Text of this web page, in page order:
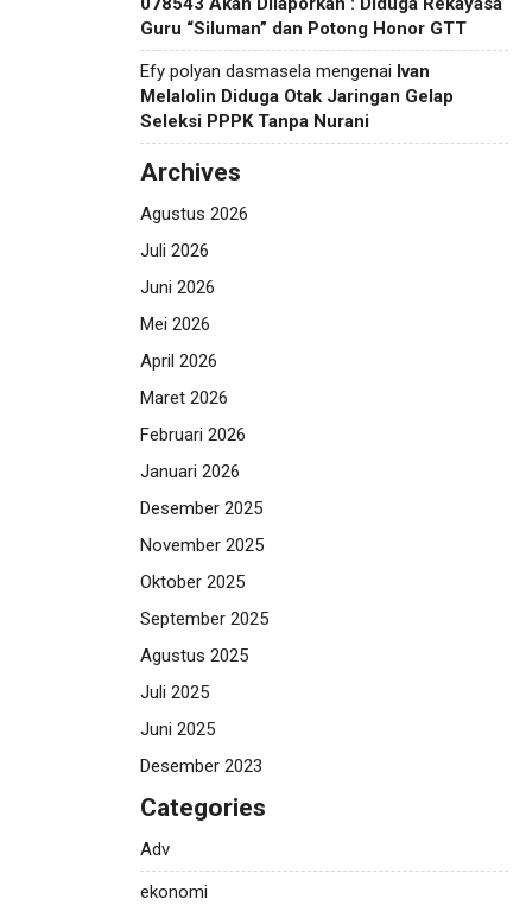
Guru “Siluman” dan Potong Honor GTT
Efy polyan dasmasela mengenai Ivan
Melalolin Diduga Otak Jaringan Gelap
Seleksi PPPK Tanpa Nurani
Archives
Agustus 2026
Juli 2026
Juni 2026
Mei 2026
April 2026
Maret 2026
Februari 2026
Januari 2026
Desember 2025
November 2025
Oktober 2025
September 2025
Agustus 2025
Juli 2025
Juni 2025
Desember 2023
Categories
Adv
ekonomi